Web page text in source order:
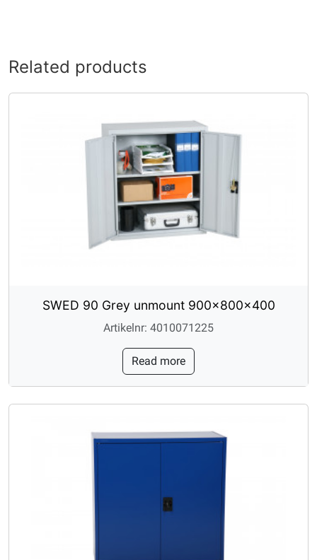
Related products
SWED 90 Grey unmount 900x800x400
Artikelnr: 4010071225
Read more